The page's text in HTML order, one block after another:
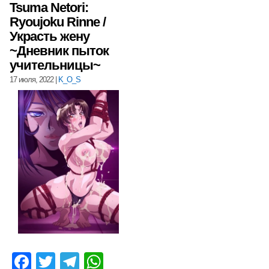
Tsuma Netori:
Ryoujoku Rinne /
Украсть жену
~Дневник пыток
учительницы~
17 июля, 2022| K_O_S
Facebook
TwitterTelegram